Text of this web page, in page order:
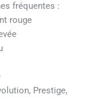
fréquentes :
rouge
Prestige,